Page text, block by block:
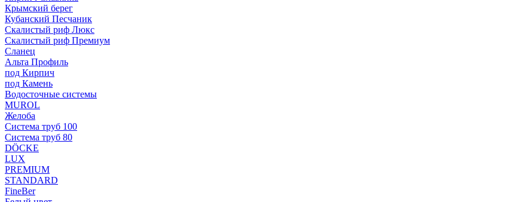
Крымский берег
Кубанский Песчаник
Скалистый риф Люкс
Скалистый риф Премиум
Сланец
Альта Профиль
под Кирпич
под Камень
Водосточные системы
MUROL
Желоба
Система труб 100
Система труб 80
DÖCKE
LUX
PREMIUM
STANDARD
FineBer